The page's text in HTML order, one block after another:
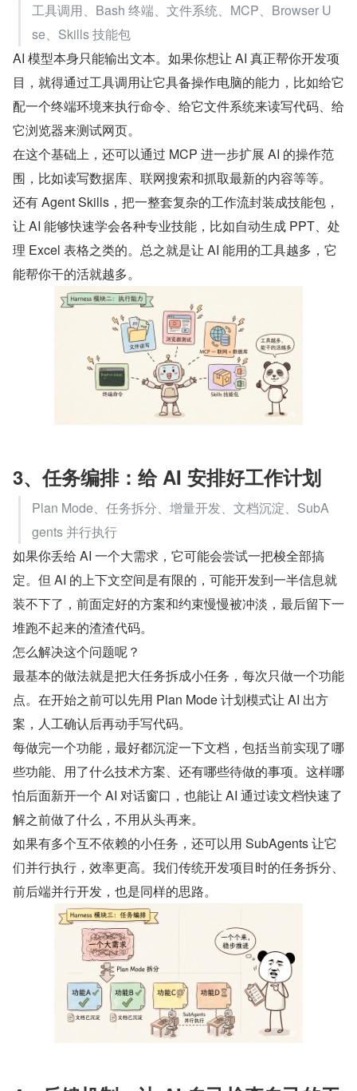
工具调用、Bash 终端、文件系统、MCP、Browser U
se、Skills 技能包
AI 模型本身只能输出文本。如果你想让 AI 真正帮你开发项
目，就得通过工具调用让它具备操作电脑的能力，比如给它
配一个终端环境来执行命令、给它文件系统来读写代码、给
它浏览器来测试网页。
在这个基础上，还可以通过 MCP 进一步扩展 AI 的操作范
围，比如读写数据库、联网搜索和抓取最新的内容等等。
还有 Agent Skills，把一整套复杂的工作流封装成技能包，
让 AI 能够快速学会各种专业技能，比如自动生成 PPT、处
理 Excel 表格之类的。总之就是让 AI 能用的工具越多，它
能帮你干的活就越多。
3、任务编排：给 AI 安排好工作计划
Plan Mode、任务拆分、增量开发、文档沉淀、SubA
gents 并行执行
如果你丢给 AI 一个大需求，它可能会尝试一把梭全部搞
定。但 AI 的上下文空间是有限的，可能开发到一半信息就
装不下了，前面定好的方案和约束慢慢被冲淡，最后留下一
堆跑不起来的渣渣代码。
怎么解决这个问题呢？
最基本的做法就是把大任务拆成小任务，每次只做一个功能
点。在开始之前可以先用 Plan Mode 计划模式让 AI 出方
案，人工确认后再动手写代码。
每做完一个功能，最好都沉淀一下文档，包括当前实现了哪
些功能、用了什么技术方案、还有哪些待做的事项。这样哪
怕后面新开一个 AI 对话窗口，也能让 AI 通过读文档快速了
解之前做了什么，不用从头再来。
如果有多个互不依赖的小任务，还可以用 SubAgents 让它
们并行执行，效率更高。我们传统开发项目时的任务拆分、
前后端并行开发，也是同样的思路。